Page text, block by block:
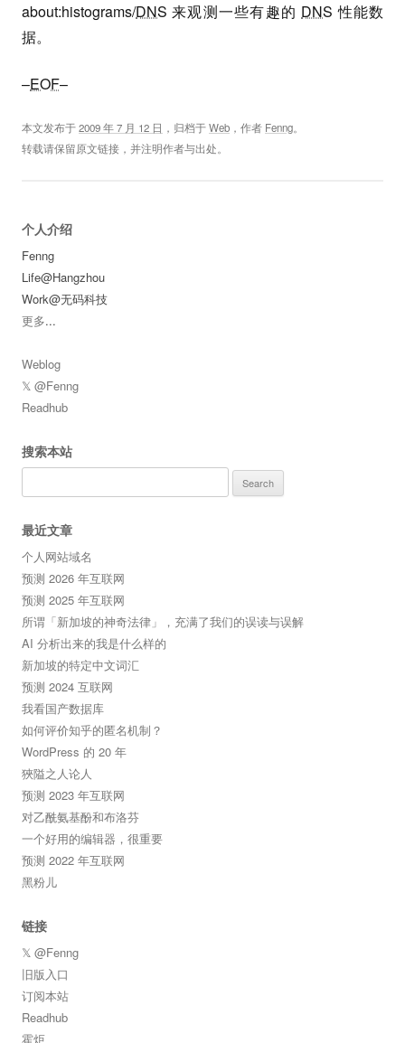
about:histograms/DNS 来观测一些有趣的 DNS 性能数
据。
–EOF–
本文发布于2009 年 7 月 12 日 ，归档于Web ，作者 Fenng。
转载请保留原文链接，并注明作者与出处。
个人介绍
Fenng
Life@Hangzhou
Work@无码科技
更多...
Weblog
𝕏 @Fenng
Readhub
搜索本站
for:
最近文章
个人网站域名
预测 2026 年互联网
预测 2025 年互联网
所谓「新加坡的神奇法律」，充满了我们的误读与误解
AI 分析出来的我是什么样的
新加坡的特定中文词汇
预测 2024 互联网
我看国产数据库
如何评价知乎的匿名机制？
WordPress 的 20 年
狹隘之人论人
预测 2023 年互联网
对乙酰氨基酚和布洛芬
一个好用的编辑器，很重要
预测 2022 年互联网
黑粉儿
链接
𝕏 @Fenng
旧版入口
订阅本站
Readhub
霍炬